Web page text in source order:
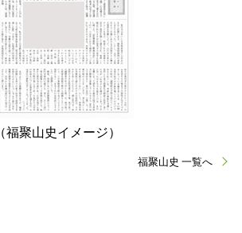
（福聚山史イメージ）
福聚山史 一覧へ